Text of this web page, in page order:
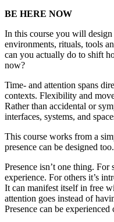
BE HERE NOW
In this course you will design
environments, rituals, tools
can you actually do to shift
now?
Time- and attention spans
contexts. Flexibility and
Rather than accidental or
interfaces, systems, and
This course works from a
presence can be designed too.
Presence isn’t one thing.
experience. For others it’s
It can manifest itself in free
attention goes instead of
Presence can be